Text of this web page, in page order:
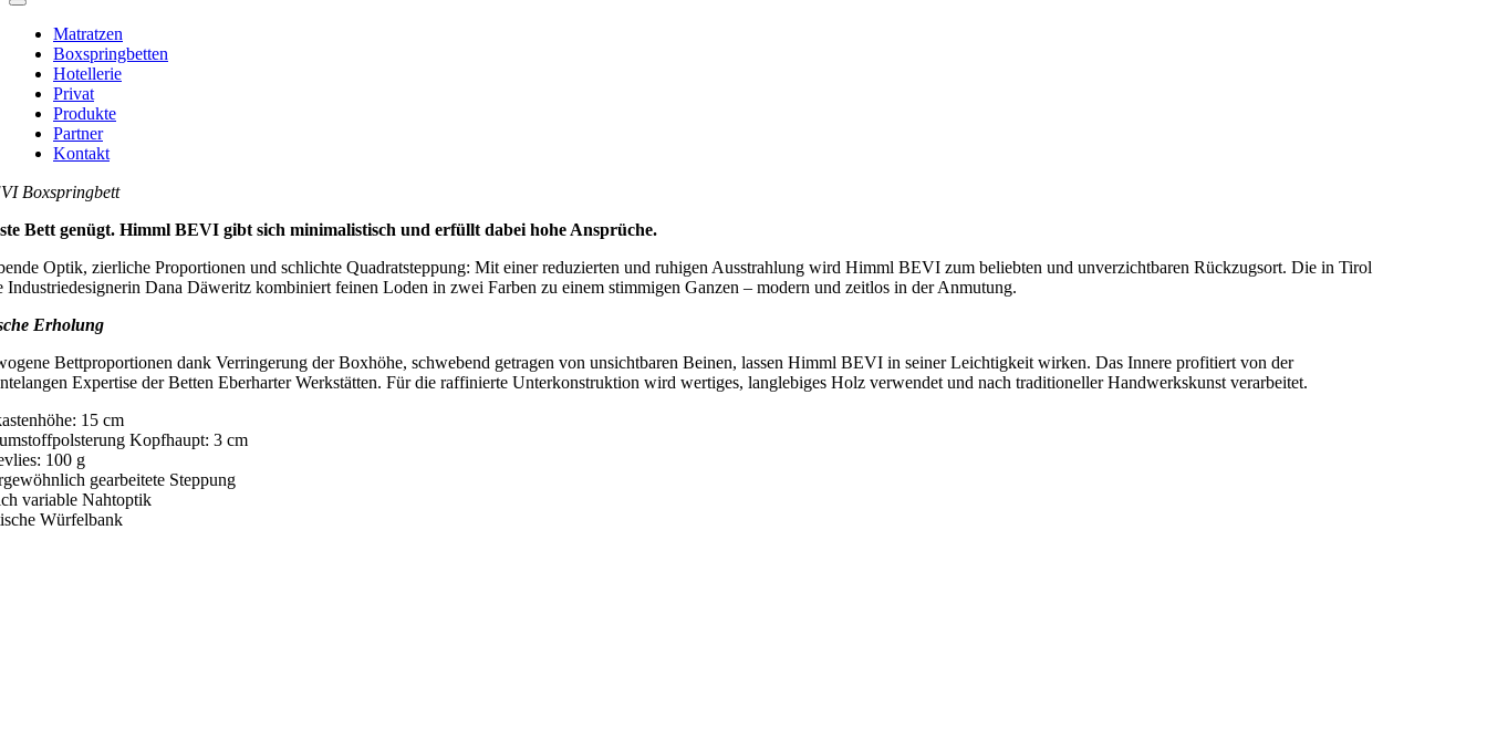
Toggle
NavigationMatratzen
Boxspringbetten
Hotellerie
Privat
Produkte
Partner
Kontakt
Boxspringbett
Bett genügt. Himml BEVI gibt sich minimalistisch und erfüllt dabei hohe Ansprüche.
Optik, zierliche Proportionen und schlichte Quadratsteppung: Mit einer reduzierten und ruhigen Ausstrahlung wird Himml BEVI zum beliebten und unverzichtbaren Rückzugsort. Die in Tirol
Industriedesignerin Dana Däweritz kombiniert feinen Loden in zwei Farben zu einem stimmigen Ganzen – modern und zeitlos in der Anmutung.
Erholung
Bettproportionen dank Verringerung der Boxhöhe, schwebend getragen von unsichtbaren Beinen, lassen Himml BEVI in seiner Leichtigkeit wirken. Das Innere profitiert von der
Expertise der Betten Eberharter Werkstätten. Für die raffinierte Unterkonstruktion wird wertiges, langlebiges Holz verwendet und nach traditioneller Handwerkskunst verarbeitet.
15 cm
Kopfhaupt: 3 cm
100 g
gearbeitete Steppung
variable Nahtoptik
Würfelbank